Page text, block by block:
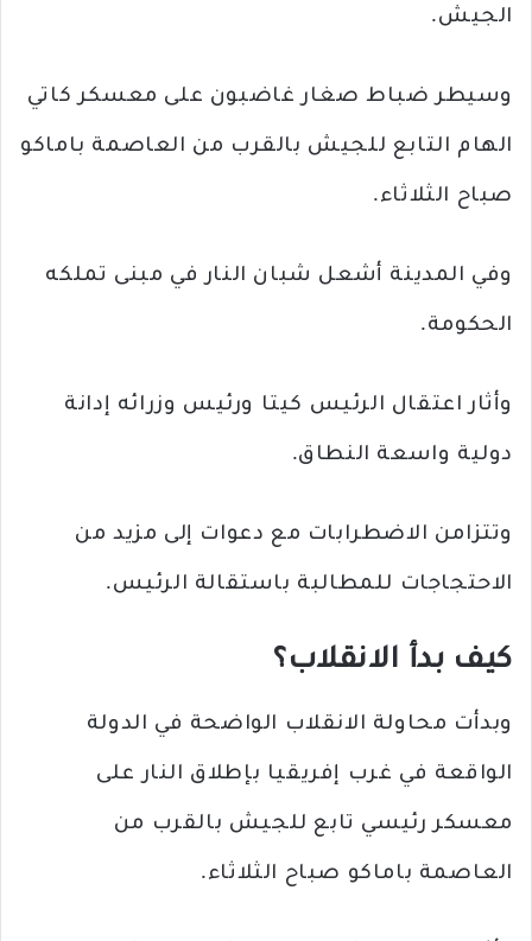
الجيش.
وسيطر ضباط صغار غاضبون على معسكر كاتي
الهام التابع للجيش بالقرب من العاصمة باماكو
صباح الثلاثاء.
وفي المدينة أشعل شبان النار في مبنى تملكه
الحكومة.
وأثار اعتقال الرئيس كيتا ورئيس وزرائه إدانة
دولية واسعة النطاق.
وتتزامن الاضطرابات مع دعوات إلى مزيد من
الاحتجاجات للمطالبة باستقالة الرئيس.
كيف بدأ الانقلاب؟
وبدأت محاولة الانقلاب الواضحة في الدولة
الواقعة في غرب إفريقيا بإطلاق النار على
معسكر رئيسي تابع للجيش بالقرب من
العاصمة باماكو صباح الثلاثاء.